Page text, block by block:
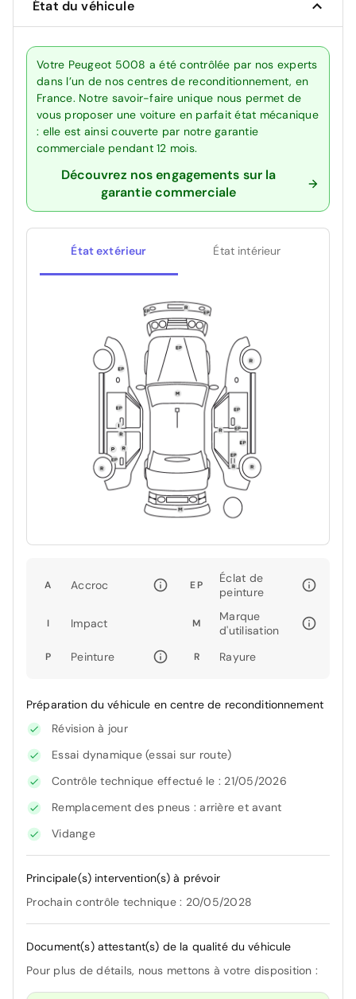
État du véhicule
Votre Peugeot 5008 a été contrôlée par nos experts
dans l’un de nos centres de reconditionnement, en
France. Notre savoir-faire unique nous permet de
vous proposer une voiture en parfait état mécanique
: elle est ainsi couverte par notre garantie
commerciale pendant 12 mois.
Découvrez nos engagements sur la
garantie commerciale
État extérieur État intérieur
A Accroc EP
Éclat de
peinture
I Impact M
Marque
d'utilisation
P Peinture R Rayure
Préparation du véhicule en centre de reconditionnement
Révision à jour
Essai dynamique (essai sur route)
Contrôle technique effectué le : 21/05/2026
Remplacement des pneus : arrière et avant
Vidange
Principale(s) intervention(s) à prévoir
Prochain contrôle technique : 20/05/2028
Document(s) attestant(s) de la qualité du véhicule
Pour plus de détails, nous mettons à votre disposition :